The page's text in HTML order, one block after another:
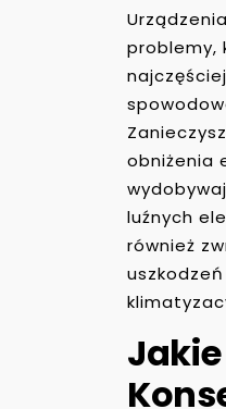
problemy,
obniżenia
luźnych
również